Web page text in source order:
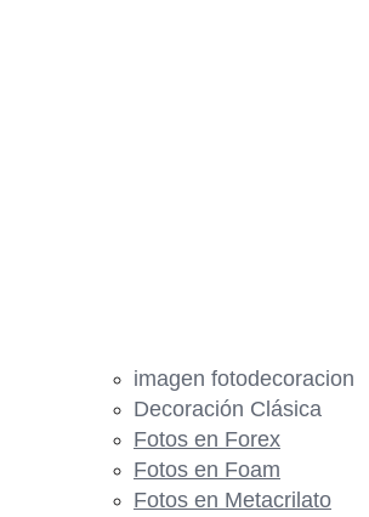
imagen fotodecoracion
Decoración Clásica
Fotos en Forex
Fotos en Foam
Fotos en Metacrilato